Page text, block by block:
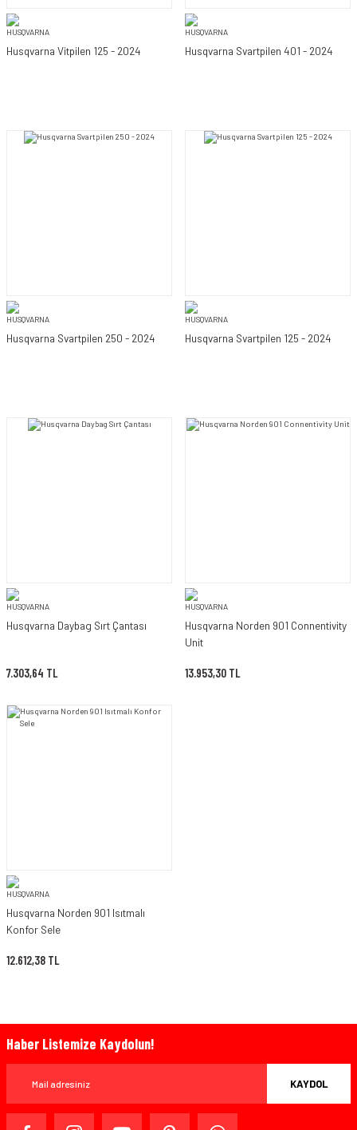
Husqvarna Vitpilen 125 - 2024 Husqvarna Svartpilen 401 - 2024
Husqvarna Svartpilen 250 - 2024 Husqvarna Svartpilen 125 - 2024
Husqvarna Daybag Sırt Çantası
7.303,64 TL
Husqvarna Norden 901 Connentivity
Unit
13.953,30 TL
Husqvarna Norden 901 Isıtmalı
Konfor Sele
12.612,38 TL
Haber Listemize Kaydolun!
KAYDOL